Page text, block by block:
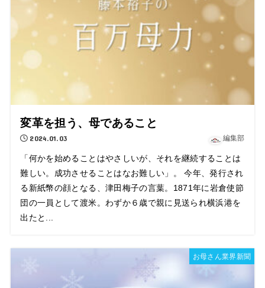
変革を担う、母であること
2024.01.03 編集部
「何かを始めることはやさしいが、それを継続することは
難しい。成功させることはなお難しい」。 今年、発行され
る新紙幣の顔となる、津田梅子の言葉。1871年に岩倉使節
団の一員として渡米。わずか６歳で親に見送られ横浜港を
出たと...
お母さん業界新聞